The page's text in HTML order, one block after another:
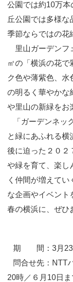
公園では約10万本
丘公園では多様
季節ならではの花
里山ガーデンフ
㎡の「横浜の花で
ク色や薄紫色、水
の明るく華やかな
や里山の新緑をお
「ガーデンネッ
と緑にあふれる横
後に迫った２０２
や緑を育て、楽し
く仲間が増えて
な企画やイベント
春の横浜に、ぜひ
期 間：3月23日
問合せ先：NTT
20時／６月10日ま